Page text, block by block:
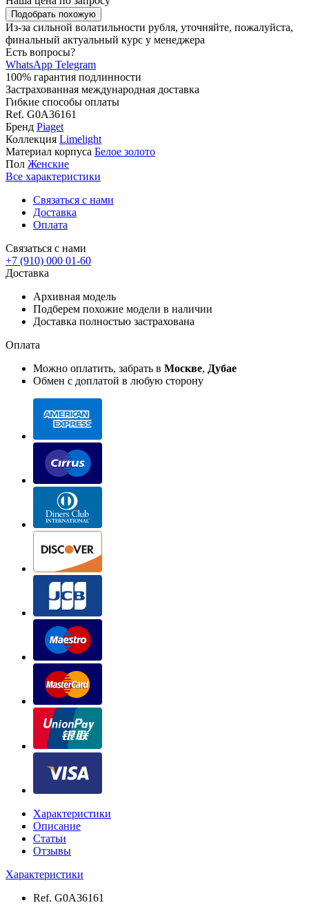
Подобрать похожую
Из-за сильной волатильности рубля, уточняйте, пожалуйста,
финальный актуальный курс у менеджера
Есть вопросы?
WhatsApp Telegram
100% гарантия подлинности
Застрахованная международная доставка
Гибкие способы оплаты
Ref. G0A36161
Бренд Piaget
Коллекция Limelight
Материал корпуса Белое золото
Пол Женские
Все характеристики
Связаться с нами
Доставка
Оплата
Связаться с нами
+7 (910) 000 01-60
Доставка
Архивная модель
Подберем похожие модели в наличии
Доставка полностью застрахована
Оплата
Можно оплатить, забрать в Москве, Дубае
Обмен с доплатой в любую сторону
Характеристики
Описание
Статьи
Отзывы
Характеристики
Ref. G0A36161